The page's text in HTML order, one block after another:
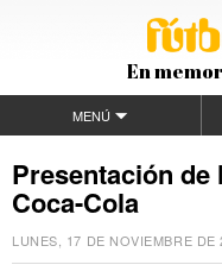
En
MENÚ
Presentación de
Coca-Cola
LUNES, 17 DE NOVIEMBRE DE